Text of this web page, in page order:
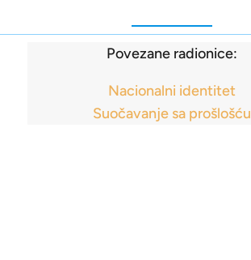
Povezane radionice:
Nacionalni identitet
Suočavanje sa prošlošću